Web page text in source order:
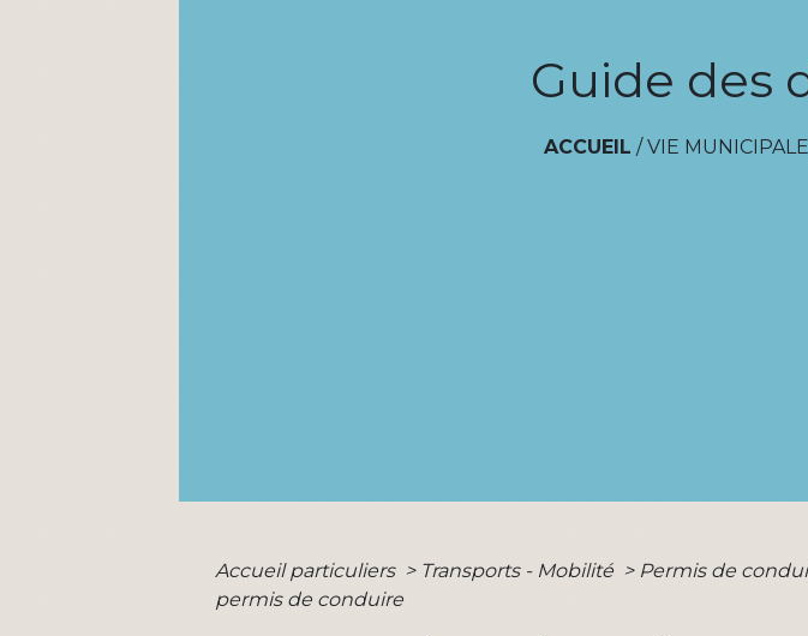
Guide des
ACCUEIL /VIE MUNICIPALE
Accueil particuliers > Transports - Mobilité > Permis de
permis de conduire